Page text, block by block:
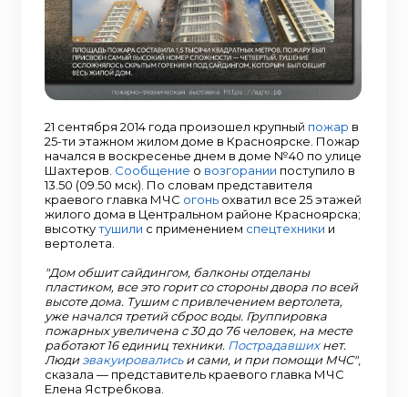
21 сентября 2014 года произошел крупный пожар в
25-ти этажном жилом доме в Красноярске. Пожар
начался в воскресенье днем в доме №40 по улице
Шахтеров. Сообщение о возгорании поступило в
13.50 (09.50 мск). По словам представителя
краевого главка МЧС огонь охватил все 25 этажей
жилого дома в Центральном районе Красноярска;
высоткутушили с применением спецтехники и
вертолета.
"Дом обшит сайдингом, балконы отделаны
пластиком, все это горит со стороны двора по всей
высоте дома. Тушим с привлечением вертолета,
уже начался третий сброс воды. Группировка
пожарных увеличена с 30 до 76 человек, на месте
работают 16 единиц техники. Пострадавшихнет.
Людиэвакуировалисьи сами, и при помощи МЧС",
сказала — представитель краевого главка МЧС
Елена Ястребкова.